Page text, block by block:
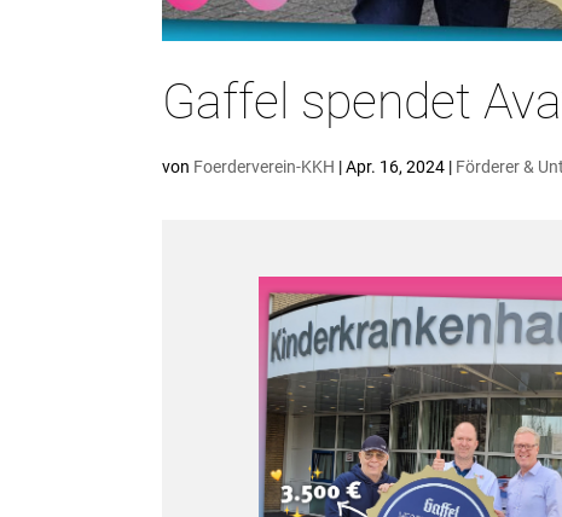
Gaffel spendet
von Foerderverein-KKH |Apr. 16, 2024 | Förderer &